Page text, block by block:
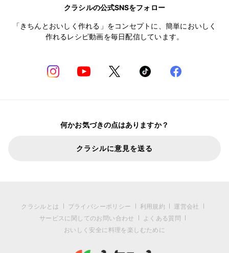
クラシルの公式SNSをフォロー
「きちんとおいしく作れる」をコンセプトに、簡単においしく
作れるレシピ動画を毎日配信しています。
何かお気づきの点はありますか？
クラシルに意見を送る
クラシルとは プライバシーポリシー 利用規約
運営会社
サービスに関してのお問い合わせ
よくある質問
おいしく安全に料理を楽しむために